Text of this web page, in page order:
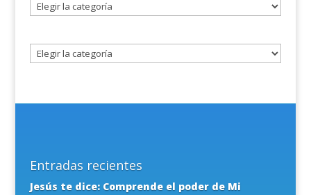
Seleccione
un
Entradas recientes
Jesús te dice: Comprende el poder de Mi